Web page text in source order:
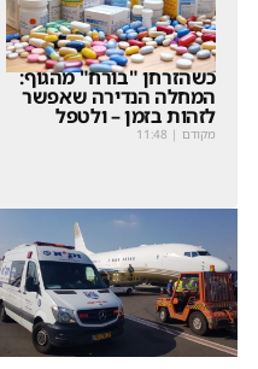
כשהזרחן "בורח" מהגוף:
המחלה הנדירה שאפשר
לזהות בזמן – ולטפל
מקודם |
11:48